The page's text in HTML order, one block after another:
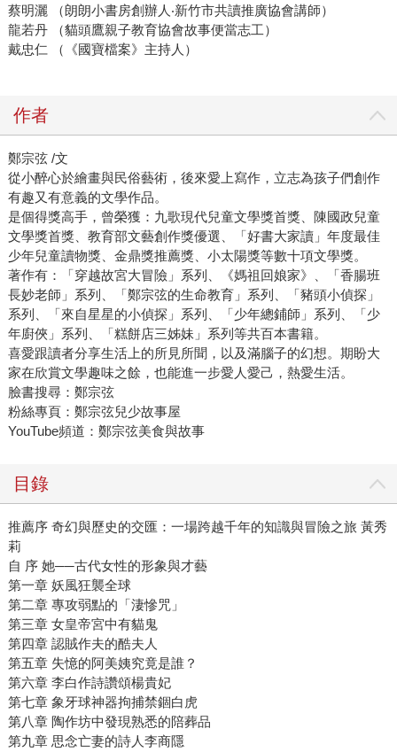
蔡明灑 （朗朗小書房創辦人‧新竹市共讀推廣協會講師）
龍若丹 （貓頭鷹親子教育協會故事便當志工）
戴忠仁 （《國寶檔案》主持人）
作者
鄭宗弦 /文
從小醉心於繪畫與民俗藝術，後來愛上寫作，立志為孩子們創作
有趣又有意義的文學作品。
是個得獎高手，曾榮獲：九歌現代兒童文學獎首獎、陳國政兒童
文學獎首獎、教育部文藝創作獎優選、「好書大家讀」年度最佳
少年兒童讀物獎、金鼎獎推薦獎、小太陽獎等數十項文學獎。
著作有：「穿越故宮大冒險」系列、《媽祖回娘家》、「香腸班
長妙老師」系列、「鄭宗弦的生命教育」系列、「豬頭小偵探」
系列、「來自星星的小偵探」系列、「少年總鋪師」系列、「少
年廚俠」系列、「糕餅店三姊妹」系列等共百本書籍。
喜愛跟讀者分享生活上的所見所聞，以及滿腦子的幻想。期盼大
家在欣賞文學趣味之餘，也能進一步愛人愛己，熱愛生活。
臉書搜尋：鄭宗弦
粉絲專頁：鄭宗弦兒少故事屋
YouTube頻道：鄭宗弦美食與故事
目錄
推薦序 奇幻與歷史的交匯：一場跨越千年的知識與冒險之旅 黃秀
莉
自 序 她──古代女性的形象與才藝
第一章 妖風狂襲全球
第二章 專攻弱點的「淒慘咒」
第三章 女皇帝宮中有貓鬼
第四章 認賊作夫的酷夫人
第五章 失憶的阿美姨究竟是誰？
第六章 李白作詩讚頌楊貴妃
第七章 象牙球神器拘捕禁錮白虎
第八章 陶作坊中發現熟悉的陪葬品
第九章 思念亡妻的詩人李商隱